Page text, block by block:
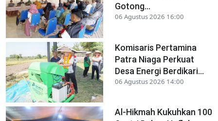
Gotong...
06 Agustus 2026 16:00
Komisaris Pertamina
Patra Niaga Perkuat
Desa Energi Berdikari...
06 Agustus 2026 14:00
Al-Hikmah Kukuhkan 100